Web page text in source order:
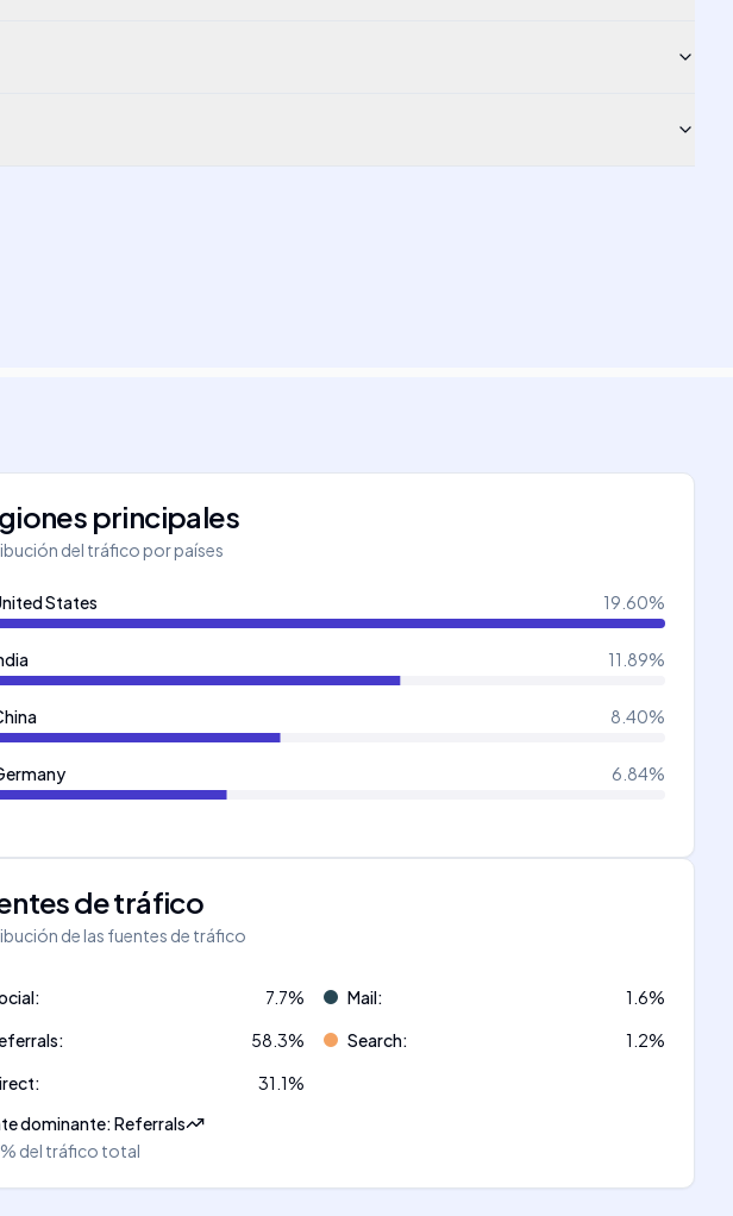
principales
del tráfico por países
States 19.60%
11.89%
8.40%
6.84%
de tráfico
de las fuentes de tráfico
: 7.7% Mail: 1.6%
: 58.3% Search: 1.2%
: 31.1%
dominante:Referrals
del tráfico total